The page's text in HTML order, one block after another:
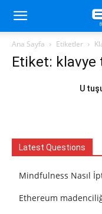
Ana Sayfa Etiketler
Etiket:
U
Latest Questions
Mindfulness Nasıl
Ethereum